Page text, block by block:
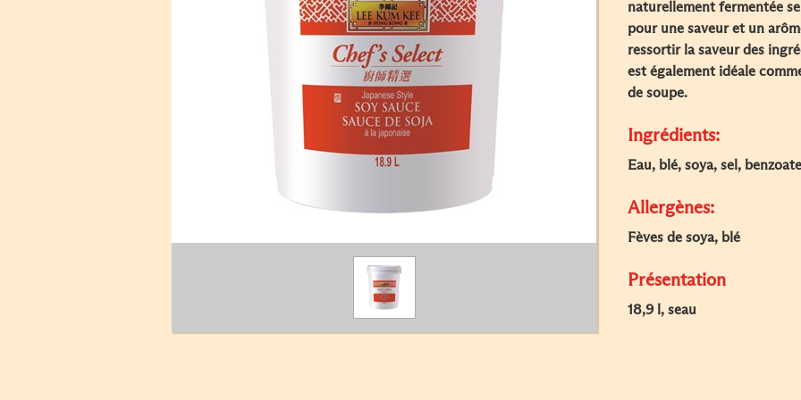
naturellement fermentée
pour une saveur et un
ressortir la saveur des
est également idéale
de soupe.
Ingrédients:
Eau, blé, soya, sel,
Allergènes:
Fèves de soya, blé
Présentation
18,9 l, seau